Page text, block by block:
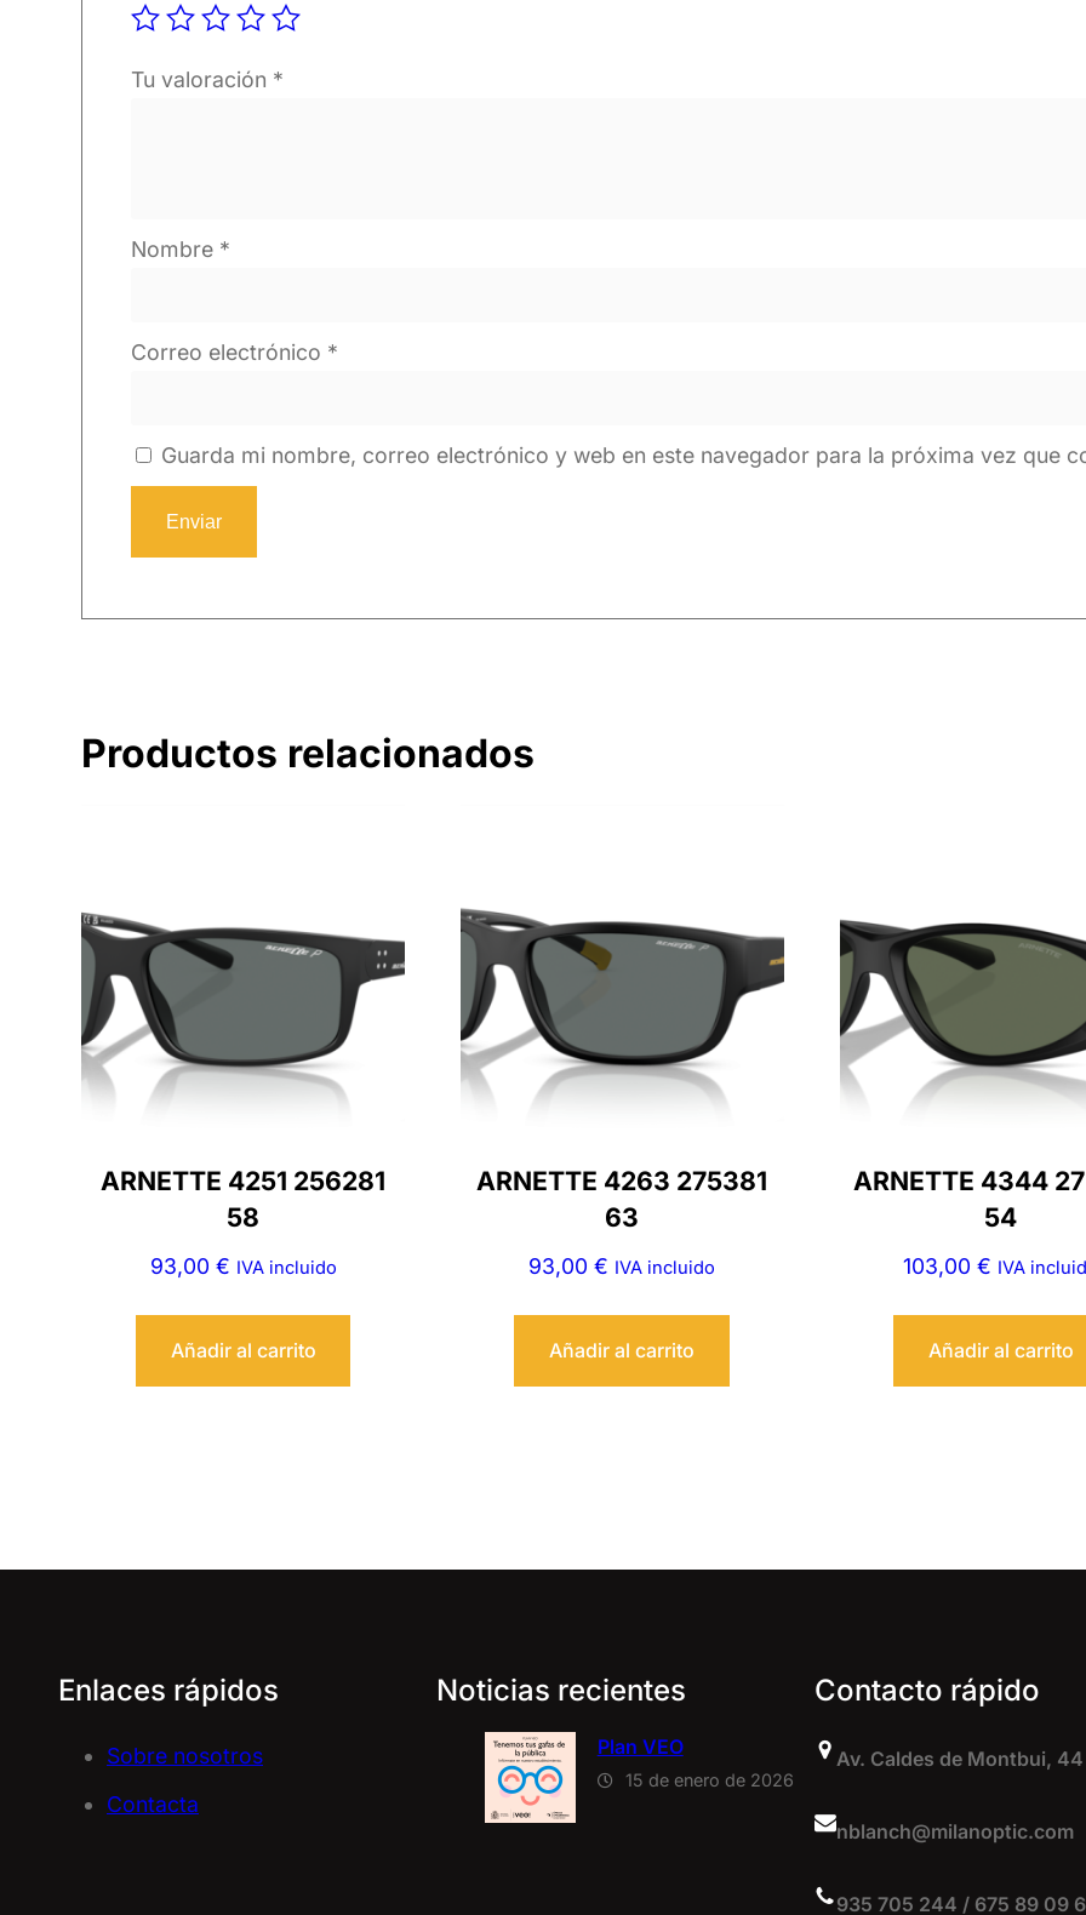
Tu valoración *
Nombre *
Correo electrónico *
Guarda mi nombre, correo electrónico y web en este navegador para la próxima vez que
Productos relacionados
ARNETTE 4251 256281
58
93,00 € IVA incluido
Añadir al carrito
ARNETTE 4263 275381
63
93,00€ IVA incluido
Añadir al carrito
ARNETTE 4344
54
103,00€ IVA
Añadir al carrito
Enlaces rápidos
Sobre nosotros
Contacta
Noticias recientes
Plan VEO
15 de enero de 2026
Contacto rápido
Av. Caldes de Montbui, 44
nblanch@milanoptic.com
935 705 244 / 675 89 09